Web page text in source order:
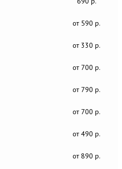
от 590 р.
от 330 р.
от 700 р.
от 790 р.
от 700 р.
от 490 р.
от 890 р.